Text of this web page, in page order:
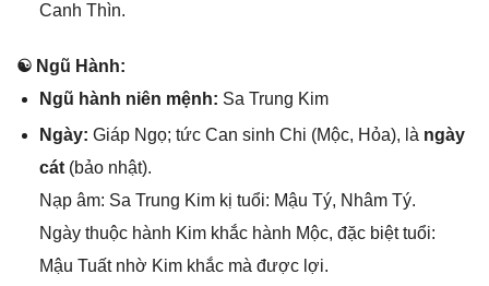
Canh Thìn.
☯ Ngũ Hành:
Ngũ hành niên mệnh: Sa Trunɡ Kim
Ngày: Giáp Ngọ; tức Can ѕinh Chi (Mộc, Hỏa), là ngày
cát (bảo nhật).
Nạp âm: Sa Trunɡ Kim kị tuổi: Mậu Tý, Nhâm Tý.
Ngày thuộc hành Kim khắc hành Mộc, đặc biệt tuổi:
Mậu Tuất nhờ Kim khắc mà được lợi.